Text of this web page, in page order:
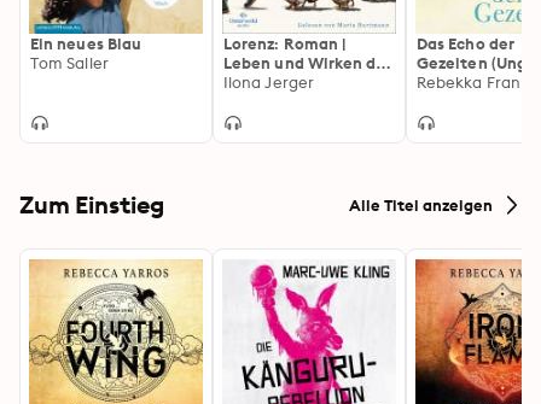
Ein neues Blau
Tom Saller
Lorenz: Roman |
Leben und Wirken des
Verhaltensforschers
Ilona Jerger
Das Echo der
Gezeiten
Lesung)
Rebekka Frank
Zum Einstieg Alle Titel anzeigen